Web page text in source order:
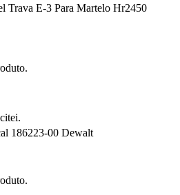
Trava E-3 Para Martelo Hr2450
186223-00 Dewalt